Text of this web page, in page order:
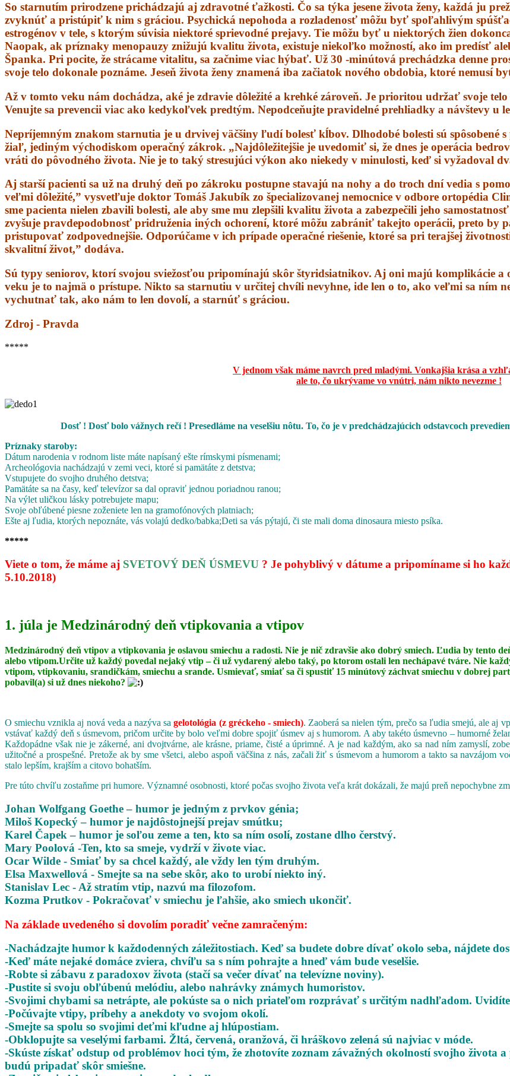
So starnutím prirodzene prichádzajú aj zdravotné ťažkosti. Čo sa týka jesene života ženy, každá ju
zvyknúť a pristúpiť k nim s gráciou. Psychická nepohoda a rozladenosť môžu byť spoľahlivým
estrogénov v tele, s ktorým súvisia niektoré sprievodné prejavy. Tie môžu byť u niektorých žien
Naopak, ak príznaky menopauzy znižujú kvalitu života, existuje niekoľko možností, ako im predísť
Španka. Pri pocite, že strácame vitalitu, sa začnime viac hýbať. Už 30 -minútová prechádzka denne
svoje telo dokonale poznáme. Jeseň života ženy znamená iba začiatok nového obdobia, ktoré nemusí
Až v tomto veku nám dochádza, aké je zdravie dôležité a krehké zároveň. Je prioritou udržať svoje
Venujte sa prevencii viac ako kedykoľvek predtým. Nepodceňujte pravidelné prehliadky a návštevy u
Nepríjemným znakom starnutia je u drvivej väčšiny ľudí bolesť kĺbov. Dlhodobé bolesti sú spôsobené
žiaľ, jediným východiskom operačný zákrok. „Najdôležitejšie je uvedomiť si, že dnes je operácia
vráti do pôvodného života. Nie je to taký stresujúci výkon ako niekedy v minulosti, keď si vyžadoval
Aj starší pacienti sa už na druhý deň po zákroku postupne stavajú na nohy a do troch dní vedia s
veľmi dôležité,” vysvetľuje doktor Tomáš Jakubík zo špecializovanej nemocnice v odbore ortopédia
sme pacienta nielen zbavili bolesti, ale aby sme mu zlepšili kvalitu života a zabezpečili jeho
zvyšuje pravdepodobnosť pridruženia iných ochorení, ktoré môžu zabrániť takejto operácii, preto by
pristupovať zodpovednejšie. Odporúčame v ich prípade operačné riešenie, ktoré sa pri terajšej
skvalitní život,” dodáva.
Sú typy seniorov, ktorí svojou sviežosťou pripomínajú skôr štyridsiatnikov. Aj oni majú komplikácie a
veku je to najmä o prístupe. Nikto sa starnutiu v určitej chvíli nevyhne, ide len o to, ako veľmi sa ním
vychutnať tak, ako nám to len dovolí, a starnúť s gráciou.
Zdroj - Pravda
*****
V jednom však máme navrch pred mladými. Vonkajšia krása a
ale to, čo ukrývame vo vnútri, nám nikto nevezme !
Dosť ! Dosť bolo vážnych rečí ! Presedláme na veselšiu nôtu. To, čo je v predchádzajúcich odstavcoch
Príznaky staroby:
Dátum narodenia v rodnom liste máte napísaný ešte rímskymi písmenami;
Archeológovia nachádzajú v zemi veci, ktoré si pamätáte z detstva;
Vstupujete do svojho druhého detstva;
Pamätáte sa na časy, keď televízor sa dal opraviť jednou poriadnou ranou;
Na výlet uličkou lásky potrebujete mapu;
Svoje obľúbené piesne zoženiete len na gramofónových platniach;
Ešte aj ľudia, ktorých nepoznáte, vás volajú dedko/babka;Deti sa vás pýtajú, či ste mali doma dinosaura miesto psíka.
*****
Viete o tom, že máme aj SVETOVÝ DEŇ ÚSMEVU ? Je pohyblivý v dátume a pripomíname si ho
5.10.2018)
1. júla je Medzinárodný deň vtipkovania a vtipov
Medzinárodný deň vtipov a vtipkovania je oslavou smiechu a radosti. Nie je nič zdravšie ako dobrý smiech. Ľudia by tento
alebo vtipom.Určite už každý povedal nejaký vtip – či už vydarený alebo taký, po ktorom ostali len nechápavé tváre. Nie
vtipom, vtipkovaniu, srandičkám, smiechu a srande. Usmievať, smiať sa či spustiť 15 minútový záchvat smiechu v dobrej
pobavil(a) si už dnes niekoho?
O smiechu vznikla aj nová veda a nazýva sagelotológia (z gréckeho - smiech). Zaoberá sa nielen tým, prečo sa ľudia smejú, ale aj
vstávať každý deň s úsmevom, pričom určite by bolo veľmi dobre spojiť úsmev aj s humorom. A aby takéto úsmevno – humorné
Každopádne však nie je zákerné, ani dvojtvárne, ale krásne, priame, čisté a úprimné. A je nad každým, ako sa nad ním zamyslí,
užitočné a prospešné. Pretože ak by sme všetci, alebo aspoň väčšina z nás, začali žiť s úsmevom a humorom a takto sa navzájom
stalo lepším, krajším a citovo bohatším.
Pre túto chvíľu zostaňme pri humore. Významné osobnosti, ktoré počas svojho života veľa krát dokázali, že majú preň nepochybne
Johan Wolfgang Goethe – humor je jedným z prvkov génia;
Miloš Kopecký – humor je najdôstojnejší prejav smútku;
Karel Čapek – humor je soľou zeme a ten, kto sa ním osolí, zostane dlho čerstvý.
Mary Poolová -Ten, kto sa smeje, vydrží v živote viac.
Ocar Wilde - Smiať by sa chcel každý, ale vždy len tým druhým.
Elsa Maxwellová - Smejte sa na sebe skôr, ako to urobí niekto iný.
Stanislav Lec - Až stratím vtip, nazvú ma filozofom.
Kozma Prutkov - Pokračovať v smiechu je ľahšie, ako smiech ukončiť.
Na základe uvedeného si dovolím poradiť večne zamračeným:
-Nachádzajte humor k každodenných záležitostiach. Keď sa budete dobre dívať okolo seba, nájdete
-Keď máte nejaké domáce zviera, chvíľu sa s ním pohrajte a hneď vám bude veselšie.
-Robte si zábavu z paradoxov života (stačí sa večer dívať na televízne noviny).
-Pustite si svoju obľúbenú melódiu, alebo nahrávky známych humoristov.
-Svojimi chybami sa netrápte, ale pokúste sa o nich priateľom rozprávať s určitým nadhľadom.
-Počúvajte vtipy, príbehy a anekdoty vo svojom okolí.
-Smejte sa spolu so svojimi deťmi kľudne aj hlúpostiam.
-Obklopujte sa veselými farbami. Žltá, červená, oranžová, či hráškovo zelená sú najviac v móde.
-Skúste získať odstup od problémov hoci tým, že zhotovíte zoznam závažných okolností svojho života a
budú pripadať skôr smiešne.